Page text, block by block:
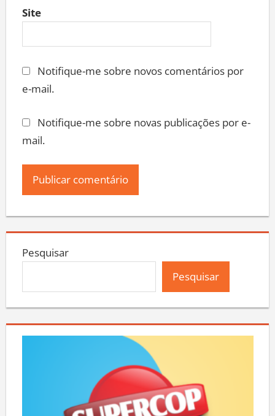
Site
Notifique-me sobre novos comentários por
e-mail.
Notifique-me sobre novas publicações por e-
mail.
Pesquisar
Pesquisar